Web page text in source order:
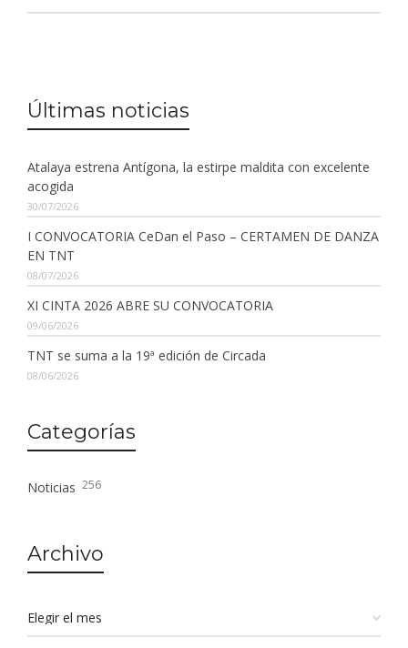
Últimas noticias
Atalaya estrena Antígona, la estirpe maldita con excelente
acogida
30/07/2026
I CONVOCATORIA CeDan el Paso – CERTAMEN DE DANZA
EN TNT
08/07/2026
XI CINTA 2026 ABRE SU CONVOCATORIA
09/06/2026
TNT se suma a la 19ª edición de Circada
08/06/2026
Categorías
Noticias 256
Archivo